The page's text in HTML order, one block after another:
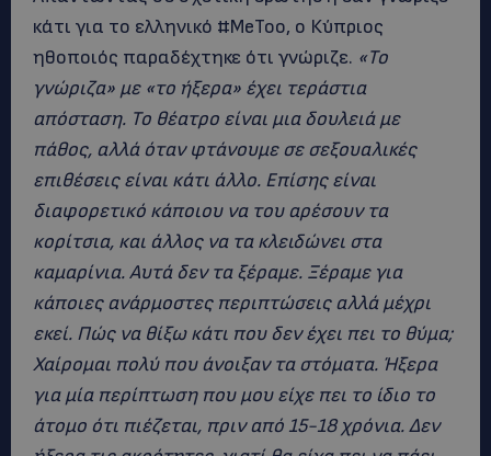
κάτι για το ελληνικό #MeToo, ο Κύπριος
ηθοποιός παραδέχτηκε ότι γνώριζε. «Το
γνώριζα» με «το ήξερα» έχει τεράστια
απόσταση. Το θέατρο είναι μια δουλειά με
πάθος, αλλά όταν φτάνουμε σε σεξουαλικές
επιθέσεις είναι κάτι άλλο. Επίσης είναι
διαφορετικό κάποιου να του αρέσουν τα
κορίτσια, και άλλος να τα κλειδώνει στα
καμαρίνια. Αυτά δεν τα ξέραμε. Ξέραμε για
κάποιες ανάρμοστες περιπτώσεις αλλά μέχρι
εκεί. Πώς να θίξω κάτι που δεν έχει πει το θύμα;
Χαίρομαι πολύ που άνοιξαν τα στόματα. Ήξερα
για μία περίπτωση που μου είχε πει το ίδιο το
άτομο ότι πιέζεται, πριν από 15-18 χρόνια. Δεν